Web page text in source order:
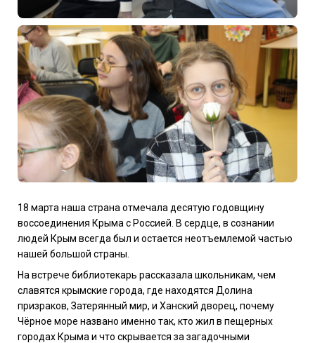
18 марта наша страна отмечала десятую годовщину
воссоединения Крыма с Россией. В сердце, в сознании
людей Крым всегда был и остается неотъемлемой частью
нашей большой страны.
На встрече библиотекарь рассказала школьникам, чем
славятся крымские города, где находятся Долина
призраков, Затерянный мир, и Ханский дворец, почему
Чёрное море названо именно так, кто жил в пещерных
городах Крыма и что скрывается за загадочными